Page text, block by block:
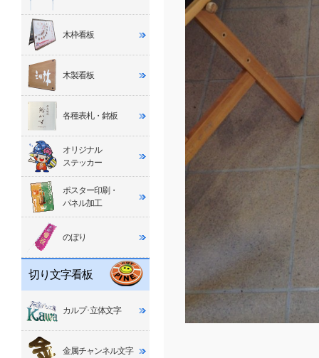
木枠看板
木製看板
各種表札・銘板
オリジナル
ステッカー
ポスター印刷・
パネル加工
のぼり
切り文字看板
カルプ･立体文字
金属チャンネル文字